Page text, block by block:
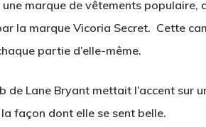
une marque de vêtements populaire,
la marque Vicoria Secret. Cette
partie d’elle-même.
de Lane Bryant mettait l’accent sur
la façon dont elle se sent belle.